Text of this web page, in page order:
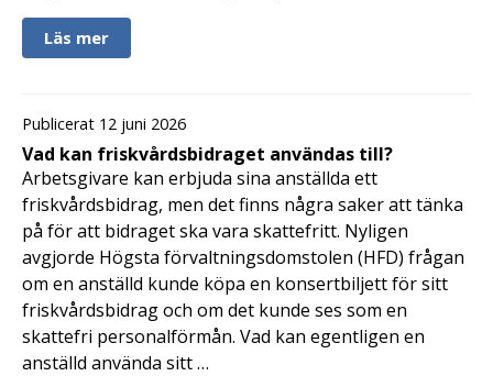
Läs mer
Publicerat 12 juni 2026
Vad kan friskvårdsbidraget användas till?
Arbetsgivare kan erbjuda sina anställda ett
friskvårdsbidrag, men det finns några saker att tänka
på för att bidraget ska vara skattefritt. Nyligen
avgjorde Högsta förvaltningsdomstolen (HFD) frågan
om en anställd kunde köpa en konsertbiljett för sitt
friskvårdsbidrag och om det kunde ses som en
skattefri personalförmån. Vad kan egentligen en
anställd använda sitt …